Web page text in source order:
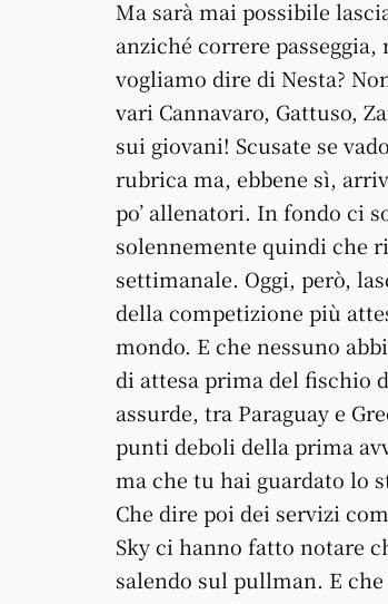
Ma sarà mai possibile
anziché correre
vogliamo dire di Nesta?
vari Cannavaro, Gattuso,
sui giovani! Scusate se
rubrica ma, ebbene sì,
po’ allenatori. In fondo ci
solennemente quindi che
settimanale. Oggi, però,
della competizione più
mondo. E che nessuno
di attesa prima del fischio
assurde, tra Paraguay e
punti deboli della prima
ma che tu hai guardato lo
Che dire poi dei servizi
Sky ci hanno fatto notare
salendo sul pullman. E